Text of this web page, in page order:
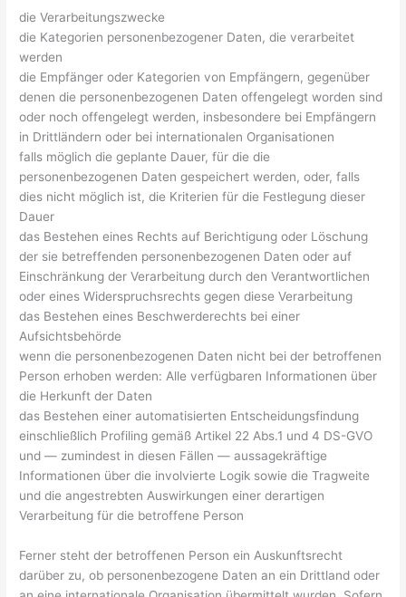
die Verarbeitungszwecke
die Kategorien personenbezogener Daten, die verarbeitet
werden
die Empfänger oder Kategorien von Empfängern, gegenüber
denen die personenbezogenen Daten offengelegt worden sind
oder noch offengelegt werden, insbesondere bei Empfängern
in Drittländern oder bei internationalen Organisationen
falls möglich die geplante Dauer, für die die
personenbezogenen Daten gespeichert werden, oder, falls
dies nicht möglich ist, die Kriterien für die Festlegung dieser
Dauer
das Bestehen eines Rechts auf Berichtigung oder Löschung
der sie betreffenden personenbezogenen Daten oder auf
Einschränkung der Verarbeitung durch den Verantwortlichen
oder eines Widerspruchsrechts gegen diese Verarbeitung
das Bestehen eines Beschwerderechts bei einer
Aufsichtsbehörde
wenn die personenbezogenen Daten nicht bei der betroffenen
Person erhoben werden: Alle verfügbaren Informationen über
die Herkunft der Daten
das Bestehen einer automatisierten Entscheidungsfindung
einschließlich Profiling gemäß Artikel 22 Abs.1 und 4 DS-GVO
und — zumindest in diesen Fällen — aussagekräftige
Informationen über die involvierte Logik sowie die Tragweite
und die angestrebten Auswirkungen einer derartigen
Verarbeitung für die betroffene Person
Ferner steht der betroffenen Person ein Auskunftsrecht
darüber zu, ob personenbezogene Daten an ein Drittland oder